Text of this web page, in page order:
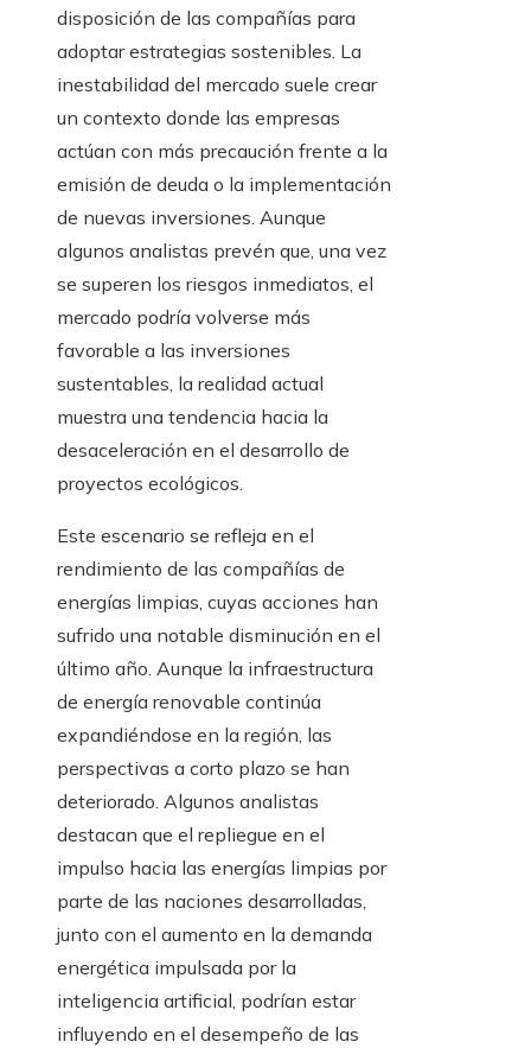
disposición de las compañías para
adoptar estrategias sostenibles. La
inestabilidad del mercado suele crear
un contexto donde las empresas
actúan con más precaución frente a la
emisión de deuda o la implementación
de nuevas inversiones. Aunque
algunos analistas prevén que, una vez
se superen los riesgos inmediatos, el
mercado podría volverse más
favorable a las inversiones
sustentables, la realidad actual
muestra una tendencia hacia la
desaceleración en el desarrollo de
proyectos ecológicos.
Este escenario se refleja en el
rendimiento de las compañías de
energías limpias, cuyas acciones han
sufrido una notable disminución en el
último año. Aunque la infraestructura
de energía renovable continúa
expandiéndose en la región, las
perspectivas a corto plazo se han
deteriorado. Algunos analistas
destacan que el repliegue en el
impulso hacia las energías limpias por
parte de las naciones desarrolladas,
junto con el aumento en la demanda
energética impulsada por la
inteligencia artificial, podrían estar
influyendo en el desempeño de las